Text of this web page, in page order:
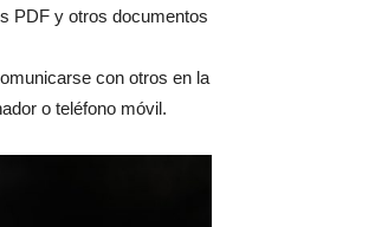
PDF y otros documentos
con otros en la
o teléfono móvil.